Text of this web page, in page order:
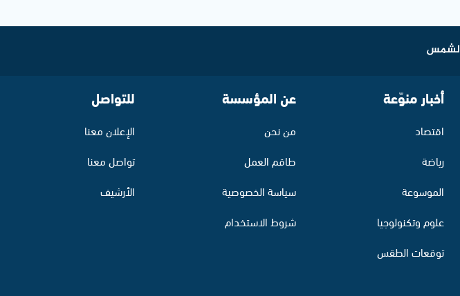
أخبار منوّعة
اقتصاد
رياضة
الموسوعة
علوم وتكنولوجيا
توقعات الطقس
عن المؤسسة
من نحن
طاقم العمل
سياسة الخصوصية
شروط الاستخدام
للتواصل
الإعلان معنا
تواصل معنا
الأرشيف